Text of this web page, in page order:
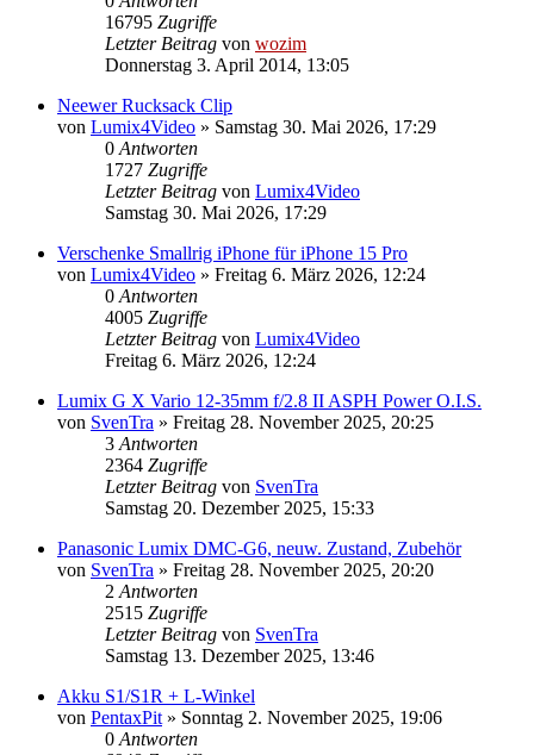
16795 Zugriffe
Letzter Beitrag von wozim
Donnerstag 3. April 2014, 13:05
Neewer Rucksack Clip
von Lumix4Video » Samstag 30. Mai 2026, 17:29
0 Antworten
1727 Zugriffe
Letzter Beitrag von Lumix4Video
Samstag 30. Mai 2026, 17:29
Verschenke Smallrig iPhone für iPhone 15 Pro
von Lumix4Video » Freitag 6. März 2026, 12:24
0 Antworten
4005 Zugriffe
Letzter Beitrag von Lumix4Video
Freitag 6. März 2026, 12:24
Lumix G X Vario 12-35mm f/2.8 II ASPH Power O.I.S.
von SvenTra » Freitag 28. November 2025, 20:25
3 Antworten
2364 Zugriffe
Letzter Beitrag von SvenTra
Samstag 20. Dezember 2025, 15:33
Panasonic Lumix DMC-G6, neuw. Zustand, Zubehör
von SvenTra » Freitag 28. November 2025, 20:20
2 Antworten
2515 Zugriffe
Letzter Beitrag von SvenTra
Samstag 13. Dezember 2025, 13:46
Akku S1/S1R + L-Winkel
von PentaxPit » Sonntag 2. November 2025, 19:06
0 Antworten